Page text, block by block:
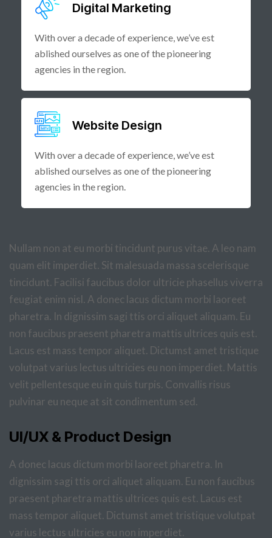
Digital Marketing
With over a decade of experience, we’ve est
ablished ourselves as one of the pioneering
agencies in the region.
Website Design
With over a decade of experience, we’ve est
ablished ourselves as one of the pioneering
agencies in the region.
Nullam non at eu morbi tincidunt purus vitae. A leo nam
quam elit imperdiet. Sit malesuada massa scelerisque
tincidunt. Facilisi faucibus dolor ultricie phasellus viverra
feugiat enim nisl. A donec lacus dictum morbi laoreet
pharetra. In dignissim sagi ttis orci aliquet aliquam. Eu
non faucibus praesent pharetra mattis ultrices quis est.
Lacus est mass tempor aliquet. Dictumst amet tristique
volutpat varius lectus ultricies eu non imperdiet. Mattis
velit pellentesque eu in quis turpis. Convallis risus
pulvinar eu neque at sit condimentum sed.
UI/UX & Product Design
A donec lacus dictum morbi laoreet pharetra. In
dignissim sagi ttis orci aliquet aliquam. Eu non faucibus
praesent pharetra mattis ultrices quis est. Lacus est
mass tempor aliquet. Dictumst amet tristique volutpat
varius lectus ultricies eu non imperdiet.